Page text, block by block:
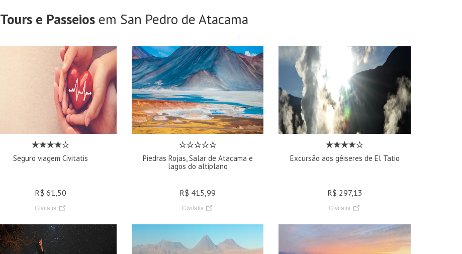
Tours e Passeios em San Pedro de Atacama
Seguro viagem Civitatis
R$ 61,50
Civitatis
Piedras Rojas, Salar de Atacama e
lagos do altiplano
R$ 415,99
Civitatis
Excursão aos gêiseres de El Tatio
R$ 297,13
Civitatis